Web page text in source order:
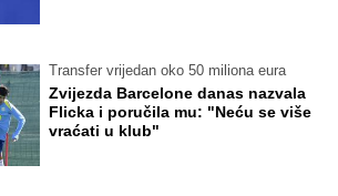
Transfer vrijedan oko 50 miliona eura
Zvijezda Barcelone danas nazvala
Flicka i poručila mu: "Neću se više
vraćati u klub"